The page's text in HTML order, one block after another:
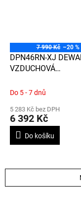
7 990 Kč –20 %
DPN46RN-XJ
VZDUCHOVÁ
ŠINDELE
Do 5 - 7 dnů
5 283 Kč bez DPH
6 392 Kč
Do košíku